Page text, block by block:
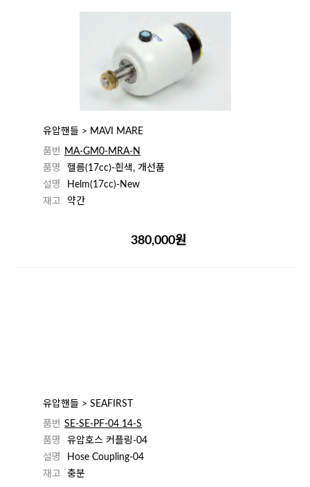
유압핸들 > MAVI MARE
품번
MA-GM0-MRA-N
품명
헬름(17cc)-흰색, 개선품
설명
Helm(17cc)-New
재고
약간
380,000원
유압핸들 > SEAFIRST
품번 SE-SE-PF-04 14-S
품명
유압호스 커플링-04
설명
Hose Coupling-04
재고
충분